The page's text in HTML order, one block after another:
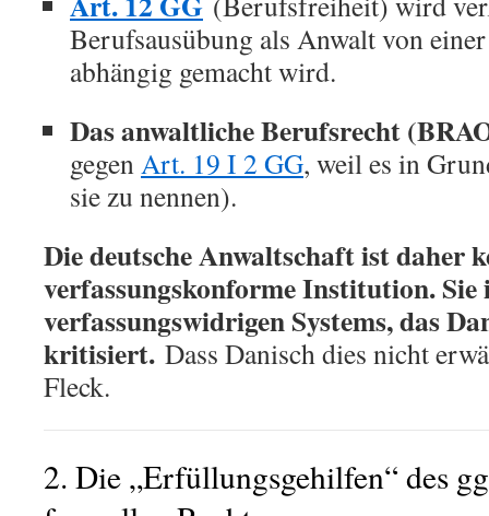
Berufsausübung als Anwalt von
abhängig gemacht wird.
Das anwaltliche Berufsrecht
gegenArt. 19 I 2 GG, weil es in
sie zu nennen).
Die deutsche Anwaltschaft ist daher
verfassungskonforme Institution. Sie
verfassungswidrigen Systems, das
kritisiert. Dass Danisch dies nicht
Fleck.
2. Die „Erfüllungsgehilfen“ des